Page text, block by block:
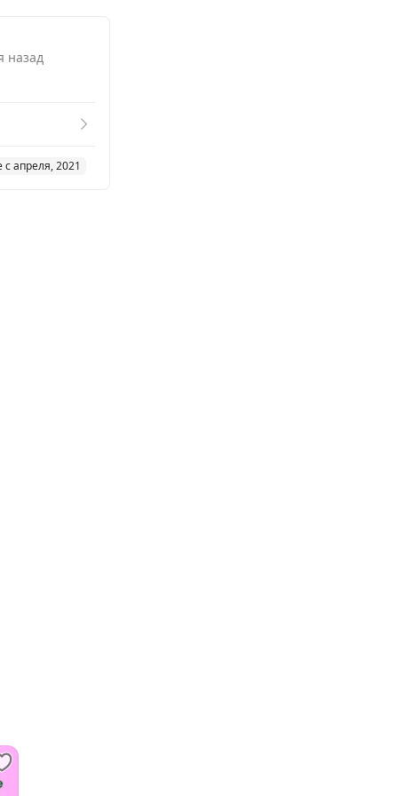
назад
апреля, 2021